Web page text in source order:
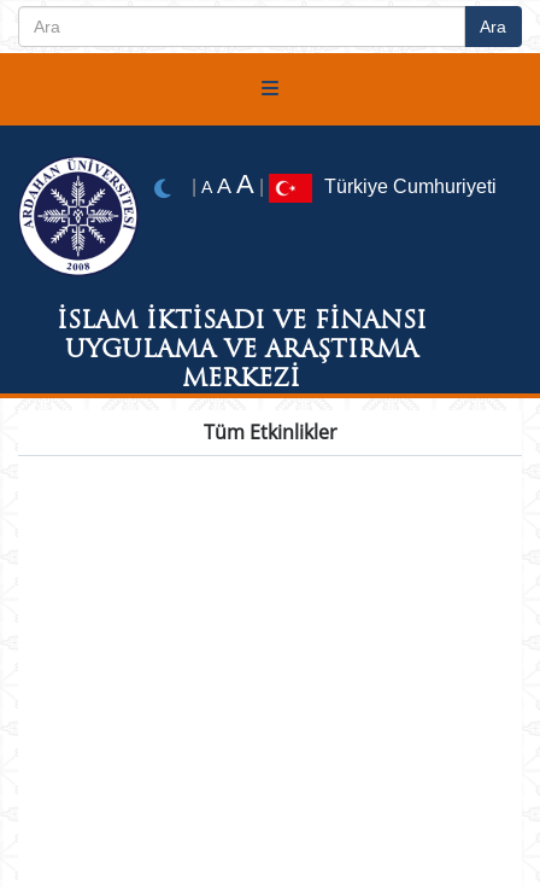
İSLAM İKTİSADI VE FİNANSI
UYGULAMA VE ARAŞTIRMA
MERKEZİ
A A A Türkiye Cumhuriyeti
Tüm Etkinlikler